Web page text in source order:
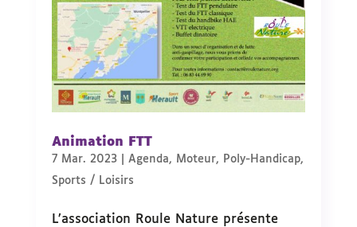
Animation FTT
7 Mar. 2023| Agenda, Moteur, Poly-Handicap,
Sports / Loisirs
L’association Roule Nature présente